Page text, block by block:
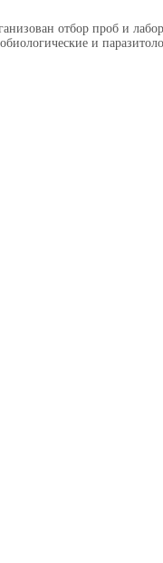
отбор проб и
и